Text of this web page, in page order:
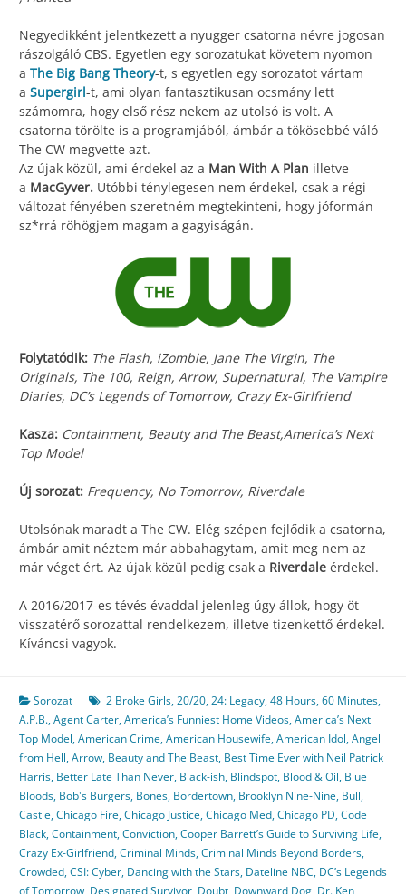
Negyedikként jelentkezett a nyugger csatorna névre jogosan
rászolgáló CBS. Egyetlen egy sorozatukat követem nyomon
a The Big Bang Theory-t, s egyetlen egy sorozatot vártam
a Supergirl-t, ami olyan fantasztikusan ocsmány lett
számomra, hogy első rész nekem az utolsó is volt. A
csatorna törölte is a programjából, ámbár a tökösebbé váló
The CW megvette azt.
Az újak közül, ami érdekel az a Man With A Plan illetve
a MacGyver. Utóbbi ténylegesen nem érdekel, csak a régi
változat fényében szeretném megtekinteni, hogy jóformán
sz*rrá röhögjem magam a gagyiságán.
Folytatódik: The Flash, iZombie, Jane The Virgin, The
Originals, The 100, Reign, Arrow, Supernatural, The Vampire
Diaries, DC’s Legends of Tomorrow, Crazy Ex-Girlfriend
Kasza: Containment, Beauty and The Beast,America’s Next
Top Model
Új sorozat: Frequency, No Tomorrow, Riverdale
Utolsónak maradt a The CW. Elég szépen fejlődik a csatorna,
ámbár amit néztem már abbahagytam, amit meg nem az
már véget ért. Az újak közül pedig csak a Riverdale érdekel.
A 2016/2017-es tévés évaddal jelenleg úgy állok, hogy öt
visszatérő sorozattal rendelkezem, illetve tizenkettő érdekel.
Kíváncsi vagyok.
Sorozat 2 Broke Girls,20/20,24: Legacy,48 Hours,60 Minutes,
A.P.B.,Agent Carter,America’s Funniest Home Videos,America’s Next
Top Model,American Crime,American Housewife,American Idol,Angel
from Hell,Arrow, Beauty and The Beast, Best Time Ever with Neil Patrick
Harris, Better Late Than Never, Black-ish, Blindspot, Blood & Oil, Blue
Bloods, Bob's Burgers, Bones, Bordertown, Brooklyn Nine-Nine, Bull,
Castle,Chicago Fire,Chicago Justice,Chicago Med,Chicago PD,Code
Black,Containment,Conviction,Cooper Barrett’s Guide to Surviving Life,
Crazy Ex-Girlfriend,Criminal Minds,Criminal Minds Beyond Borders,
Crowded,CSI: Cyber, Dancing with the Stars, Dateline NBC, DC’s Legends